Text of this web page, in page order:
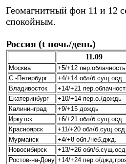
Геомагнитный фон 11 и 12
спокойным.
Россия (t ночь/день)
11.09
Москва
+5/+12 пер.облачность
С.-Петербург
+4/+14 обл/б.сущ.осд.
Владивосток
+14/+21
Екатеринбург
+10/+14 пер.о./дождь
Калининград
+9/+15 дождь
Иркутск
+6/+21 обл/б.сущ.осд.
Красноярск
+11/+20 обл/
Мурманск
+4/+8 обл./неб.джд.
Новосибирск
+13/+26 обл/
Ростов-на-Дону +14/+24 пер.о/